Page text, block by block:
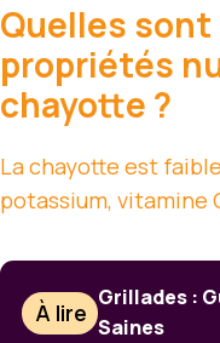
Quelles
propriétés
chayotte ?
La chayotte est
potassium, vitamine
À lire
Grillades :
Saines